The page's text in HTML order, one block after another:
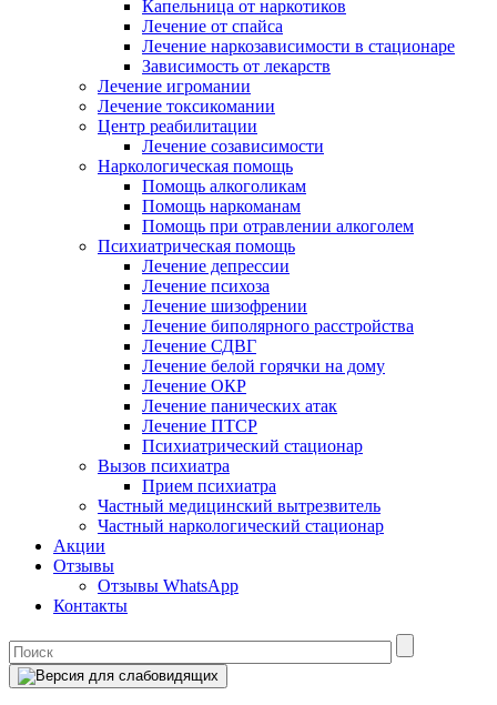
Капельница от наркотиков
Лечение от спайса
Лечение наркозависимости в стационаре
Зависимость от лекарств
Лечение игромании
Лечение токсикомании
Центр реабилитации
Лечение созависимости
Наркологическая помощь
Помощь алкоголикам
Помощь наркоманам
Помощь при отравлении алкоголем
Психиатрическая помощь
Лечение депрессии
Лечение психоза
Лечение шизофрении
Лечение биполярного расстройства
Лечение СДВГ
Лечение белой горячки на дому
Лечение ОКР
Лечение панических атак
Лечение ПТСР
Психиатрический стационар
Вызов психиатра
Прием психиатра
Частный медицинский вытрезвитель
Частный наркологический стационар
Акции
Отзывы
Отзывы WhatsApp
Контакты